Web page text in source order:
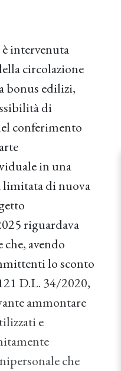
è intervenuta
circolazione
bonus edilizi,
di
conferimento
in una
limitata di nuova
riguardava
avendo
lo sconto
D.L. 34/2020,
ammontare
e
che